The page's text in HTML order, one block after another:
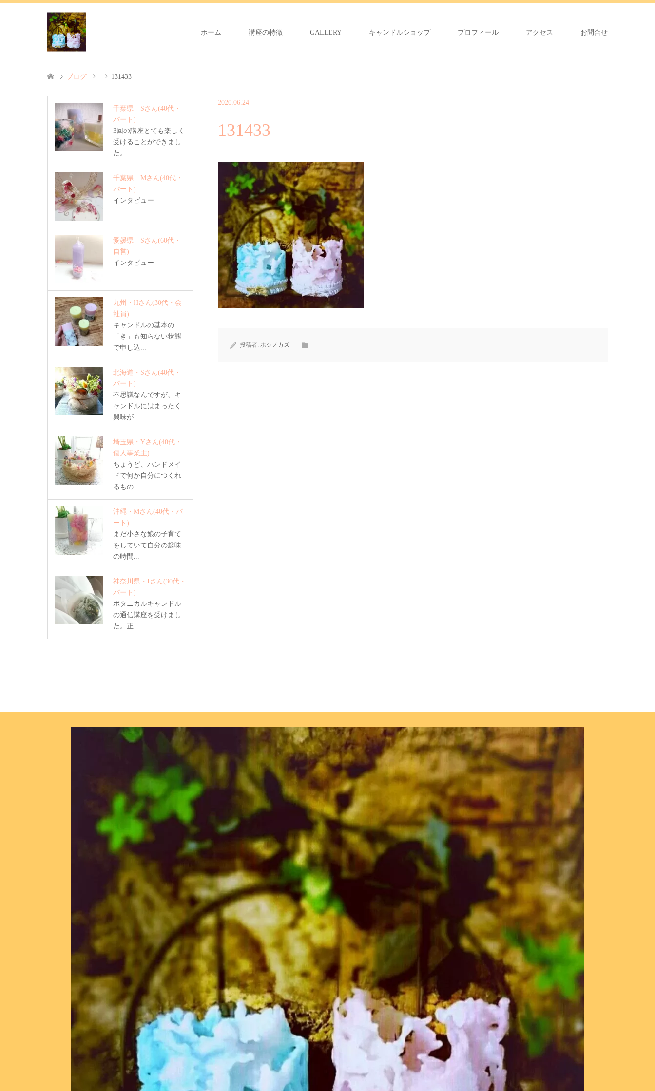
ホーム 講座の特徴 GALLERY キャンドルショップ プロフィール アクセス お問合せ
ブログ 131433
2020.06.24
131433
投稿者: ホシノカズ
千葉県 Sさん(40代・
パート)
3回の講座とても楽しく
受けることができまし
た。...
千葉県 Mさん(40代・
パート)
インタビュー
愛媛県 Sさん(60代・
自営)
インタビュー
九州・Hさん(30代・会
社員)
キャンドルの基本の
「き」も知らない状態
で申し込...
北海道・Sさん(40代・
パート)
不思議なんですが、キ
ャンドルにはまったく
興味が...
埼玉県・Yさん(40代・
個人事業主)
ちょうど、ハンドメイ
ドで何か自分につくれ
るもの...
沖縄・Mさん(40代・パ
ート)
まだ小さな娘の子育て
をしていて自分の趣味
の時間...
神奈川県・Iさん(30代・
パート)
ボタニカルキャンドル
の通信講座を受けまし
た。正...